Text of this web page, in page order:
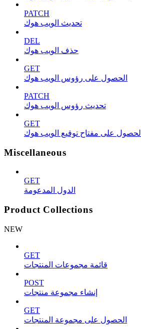
PATCH
تحديث الويب هوك
DEL
حذف الويب هوك
GET
الحصول على رؤوس الويب هوك
PATCH
تحديث رؤوس الويب هوك
GET
الحصول على مفتاح توقيع الويب هوك
Miscellaneous
GET
الدول المدعومة
Product Collections
NEW
GET
قائمة مجموعات المنتجات
POST
إنشاء مجموعة منتجات
GET
الحصول على مجموعة المنتجات